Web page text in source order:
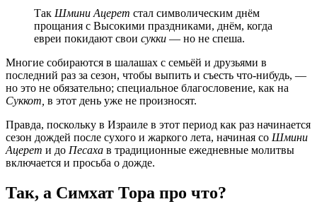
Так Шмини Ацерет стал символическим днём
прощания с Высокими праздниками, днём, когда
евреи покидают свои сукки — но не спеша.
Многие собираются в шалашах с семьёй и друзьями в
последний раз за сезон, чтобы выпить и съесть что-нибудь, —
но это не обязательно; специальное благословение, как на
Суккот, в этот день уже не произносят.
Правда, поскольку в Израиле в этот период как раз начинается
сезон дождей после сухого и жаркого лета, начиная со Шмини
Ацерет и до Песаха в традиционные ежедневные молитвы
включается и просьба о дожде.
Так, а Симхат Тора про что?